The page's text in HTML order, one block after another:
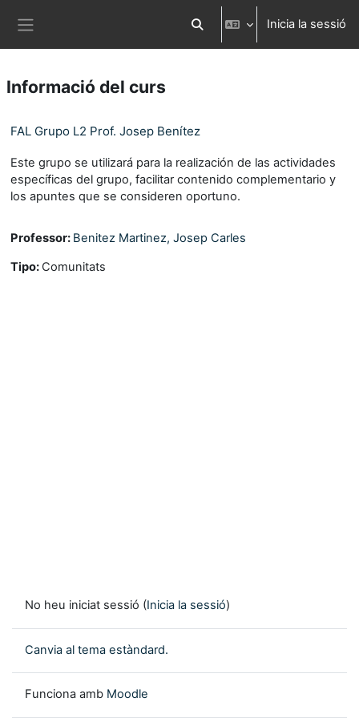
Commuta l'entrada de la cerca
Inicia la sessió
Informació del curs
FAL Grupo L2 Prof. Josep Benítez
Este grupo se utilizará para la realización de las actividades
específicas del grupo, facilitar contenido complementario y
los apuntes que se consideren oportuno.
Professor: Benitez Martinez, Josep Carles
Tipo: Comunitats
No heu iniciat sessió (Inicia la sessió)
Canvia al tema estàndard.
Funciona amb Moodle